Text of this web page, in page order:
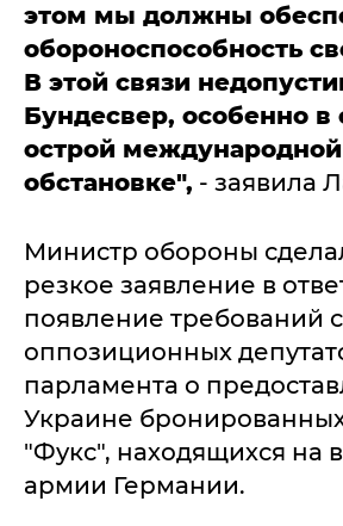
этом мы должны
обороноспособность
В этой связи
Бундесвер, особенно в
острой международной
обстановке", - заявила
Министр обороны
резкое заявление в
появление требований
оппозиционных
парламента о
Украине
"Фукс", находящихся на
армии Германии.